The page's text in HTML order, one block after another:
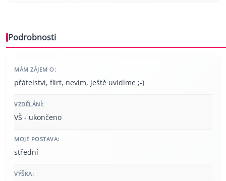
Podrobnosti
MÁM ZÁJEM O:
přátelství, flirt, nevím, ještě uvidíme ;-)
VZDĚLÁNÍ:
VŠ - ukončeno
MOJE POSTAVA:
střední
VÝŠKA: